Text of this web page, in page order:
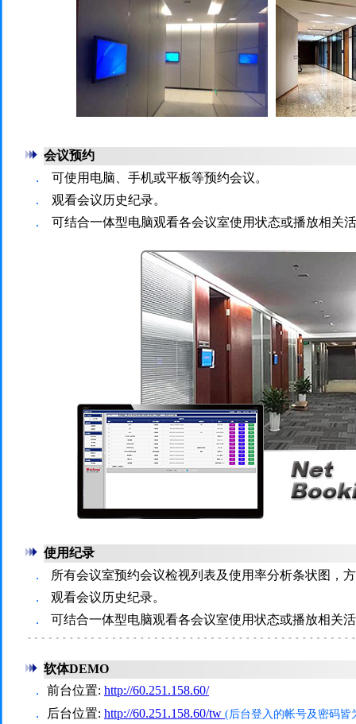
会议预约
．
可使用电脑、手机或平板等预约会议。
．
观看会议历史纪录。
．
可结合一体型电脑观看各会议室使用状态或播放相关
使用纪录
．
所有会议室预约会议检视列表及使用率分析条状图，
．
观看会议历史纪录。
．
可结合一体型电脑观看各会议室使用状态或播放相关
软体DEMO
．
前台位置: http://60.251.158.60/
．
后台位置: http://60.251.158.60/tw (后台登入的帐号及密码